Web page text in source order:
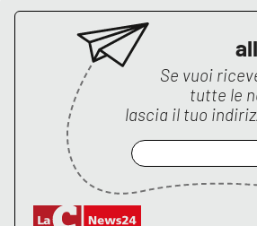
Crotone
Vibo Valentia
Reggio Calabria
Cosenza
Lamezia Terme
Se vuoi
tutte le
lascia il tuo